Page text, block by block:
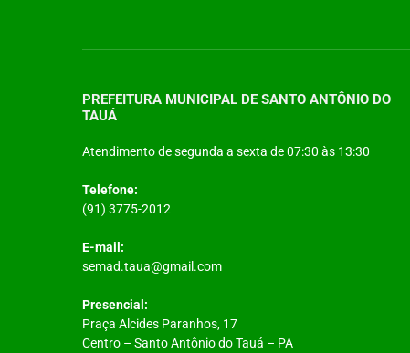
PREFEITURA MUNICIPAL DE SANTO ANTÔNIO DO
TAUÁ
Atendimento de segunda a sexta de 07:30 às 13:30
Telefone:
(91) 3775-2012
E-mail:
semad.taua@gmail.com
Presencial:
Praça Alcides Paranhos, 17
Centro – Santo Antônio do Tauá – PA